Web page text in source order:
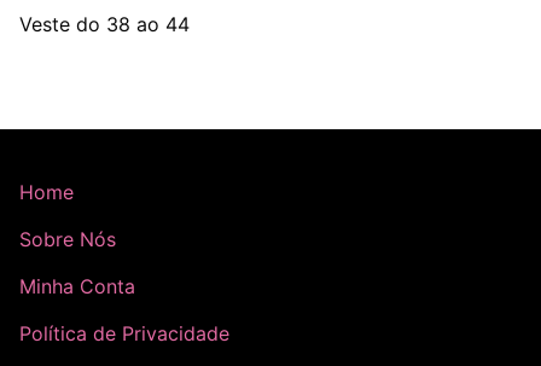
Veste do 38 ao 44
Home
Sobre Nós
Minha Conta
Política de Privacidade